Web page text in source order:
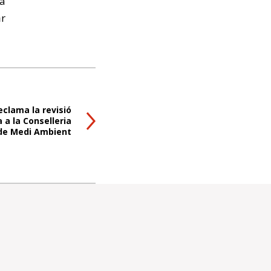
la revisió
a la Conselleria
Medi Ambient